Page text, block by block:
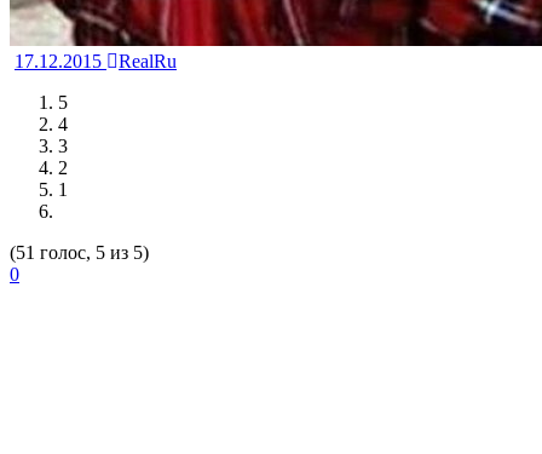
17.12.2015
RealRu
5
4
3
2
1
(51 голос, 5 из 5)
0